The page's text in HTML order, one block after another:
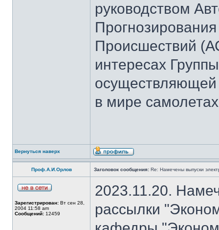
руководством
Происшествий
интересах
осуществляющей
в мире
Вернуться наверх
Проф.А.И.Орлов Заголовок сообщения: Re: Намечены выпуски
Зарегистрирован: Вт сен 28,
2004 11:58 am
Сообщений: 12459
2023.11.20.
рассылки